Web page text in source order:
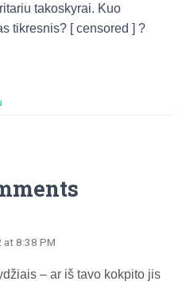
takoskyrai. Kuo
tikresnis? [ censored ] ?
8:38 PM
– ar iš tavo kokpito jis